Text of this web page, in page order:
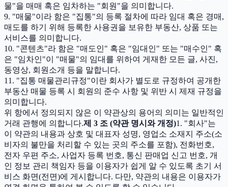
물"을 매매 혹은 임차하는 "회원"을 의미합니다.
9. "매물"이라 함은 "집통"의 등록 절차에 따라 임대 혹은 경매,
매도를 하기 위해 등록한 사용권을 보유한 부동산, 상품 또는
서비스를 의미합니다.
10. "콘텐츠"라 함은 "매도인" 혹은 "임대인" 또는 "매수인" 혹
은 "임차인"이 "매물"의 임대를 위하여 게재한 모든 글, 사진,
동영상, 회원소개 등을 말합니다.
11. "집통 매물관리규정"이란 회사가 별도로 규정하여 공개한
부동산 매물 등록 시 회원의 준수 사항 및 위반 시 제재 규정을
의미합니다.
위 항에서 정의되지 않은 이 약관상의 용어의 의미는 일반적인
거래 관행에 의합니다.제 3 조 (약관 명시와 개정)1. "회사"는
이 약관의 내용과 상호 및 대표자 성명, 영업소 소재지 주소(소
비자의 불만을 처리할 수 있는 곳의 주소를 포함), 전화번호,
전자 우편 주소, 사업자 등록 번호, 통신 판매업 신고 번호, 개
인 정보 관리 책임자 등을 이용자가 쉽게 알 수 있도록 초기 서
비스 화면(전면)에 게시합니다. 다만, 약관의 내용은 이용자가